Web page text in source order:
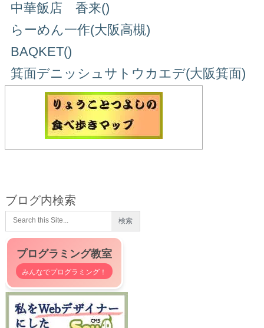
中華飯店 香来()
らーめん一作(大阪高槻)
BAQKET()
箕面デニッシュサトウカエデ(大阪箕面)
ブログ内検索
プログラミング教室
みんなでプログラミング！